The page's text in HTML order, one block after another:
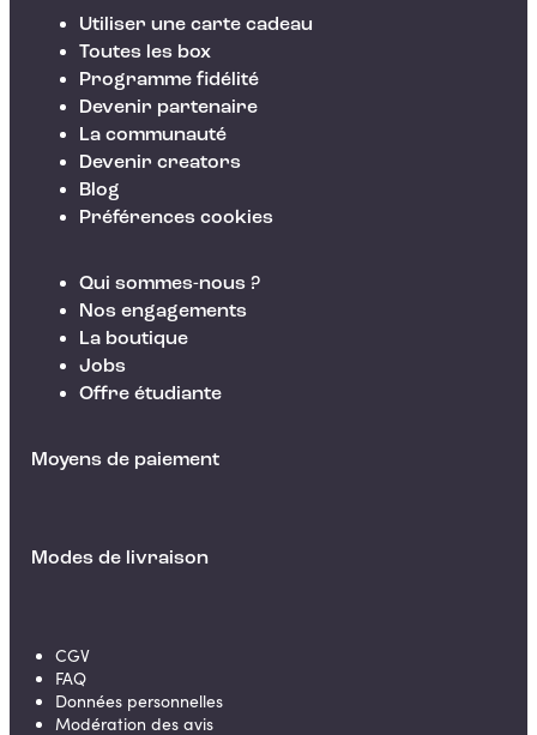
Utiliser une carte cadeau
Toutes les box
Programme fidélité
Devenir partenaire
La communauté
Devenir creators
Blog
Préférences cookies
Qui sommes-nous ?
Nos engagements
La boutique
Jobs
Offre étudiante
Moyens de paiement
Modes de livraison
CGV
FAQ
Données personnelles
Modération des avis